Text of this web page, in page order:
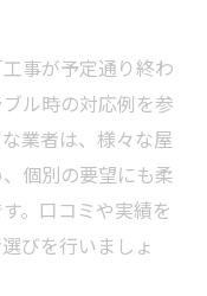
事が予定通り終わ
ル時の対応例を参
業者は、様々な屋
個別の要望にも柔
。口コミや実績を
びを行いましょ